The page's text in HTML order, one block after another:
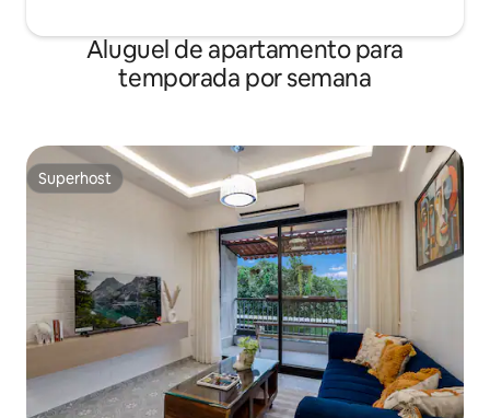
Aluguel de apartamento para
temporada por semana
Superhost
Superhost